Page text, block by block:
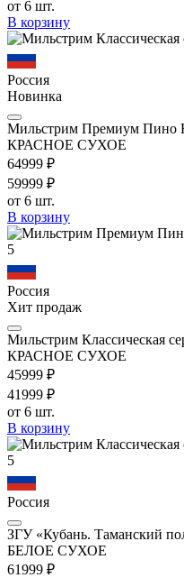
от 6 шт.
В корзину
Россия
Новинка
Мильстрим Премиум Пино
КРАСНОЕ СУХОЕ
64999 ₽
59999 ₽
от 6 шт.
В корзину
5
Россия
Хит продаж
Мильстрим Классическая
КРАСНОЕ СУХОЕ
45999 ₽
41999 ₽
от 6 шт.
В корзину
5
Россия
ЗГУ «Кубань. Таманский
БЕЛОЕ СУХОЕ
61999 ₽